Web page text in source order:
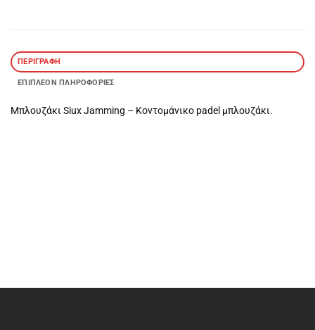
ΠΕΡΙΓΡΑΦΉ
ΕΠΙΠΛΈΟΝ ΠΛΗΡΟΦΟΡΊΕΣ
Μπλουζάκι Siux Jamming – Κοντομάνικο padel μπλουζάκι.